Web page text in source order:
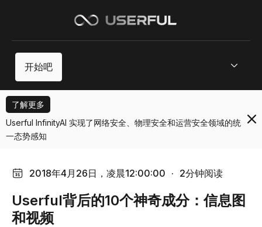
开始吧
了解更多
Userful InfinityAI 实现了网络安全、物理安全和运营安全领域的统
一态势感知
2018年4月26日，凌晨12:00:00 · 2分钟阅读
Userful背后的10个神奇成分：信息图
和视频